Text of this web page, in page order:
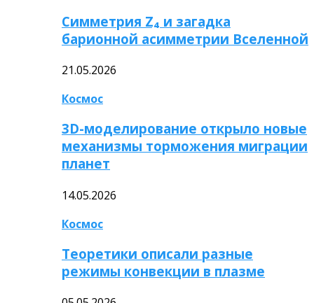
Симметрия Z₄ и загадка
барионной асимметрии Вселенной
21.05.2026
Космос
3D-моделирование открыло новые
механизмы торможения миграции
планет
14.05.2026
Космос
Теоретики описали разные
режимы конвекции в плазме